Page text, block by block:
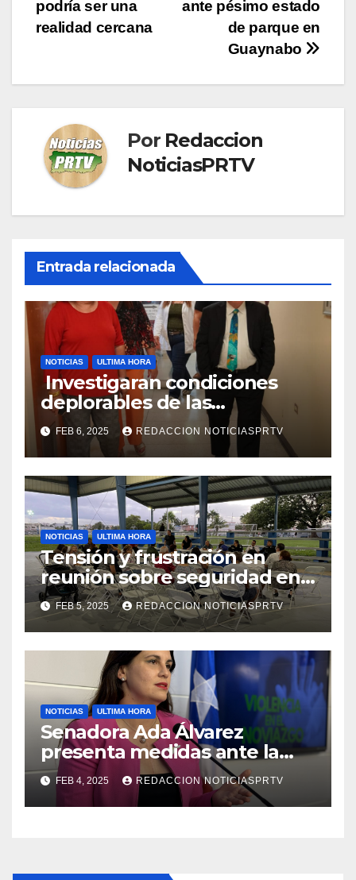
entradas
ante pésimo estado
de parque en
Guaynabo
podría ser una
realidad cercana
Por Redaccion
NoticiasPRTV
Entrada relacionada
NOTICIAS ULTIMA HORA
Investigaran condiciones
deplorables de las
facilidades el Departamento
de la Salud en Mayagüez
FEB 6, 2025 REDACCION NOTICIASPRTV
NOTICIAS ULTIMA HORA
Tensión y frustración en
reunión sobre seguridad en
Reparto Metropolitano
FEB 5, 2025 REDACCION NOTICIASPRTV
NOTICIAS ULTIMA HORA
Senadora Ada Álvarez
presenta medidas ante la
violencia en el noviazgo
FEB 4, 2025 REDACCION NOTICIASPRTV